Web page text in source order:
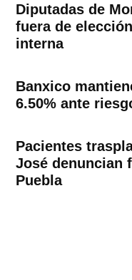
Diputadas de
fuera de
interna
Banxico
6.50% ante
Pacientes
José denuncian
Puebla